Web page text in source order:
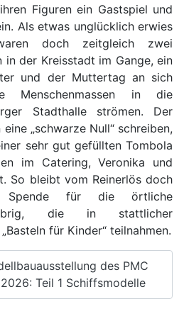
Figuren ein Gastspiel und
Als etwas unglücklich erwies
doch zeitgleich zwei
in der Kreisstadt im Gange, ein
und der Muttertag an sich
Menschenmassen in die
Stadthalle strömen. Der
„schwarze Null“ schreiben,
sehr gut gefüllten Tombola
im Catering, Veronika und
So bleibt vom Reinerlös doch
für die örtliche
übrig, die in stattlicher
für Kinder“ teilnahmen.
des PMC
Teil 1 Schiffsmodelle